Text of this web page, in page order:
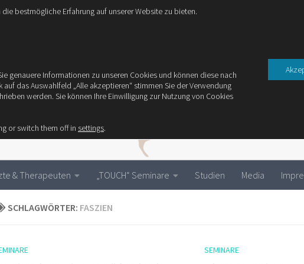
& Therapeuten „TOUCH“ Seminare Studien Media
SCHLAGWÖRTER: FASZIEN
SEMINARE
bestmögliche Erfahrung auf unserer Website zu bieten.
genauere Informationen zu unseren Cookies und können diese nach
das Auswahlfeld „Alle akzeptieren“ stimmen Sie der Verwendung
werden. Sie können Ihre Einwilligung zur Nutzung von Cookies
or switch them off in settings.